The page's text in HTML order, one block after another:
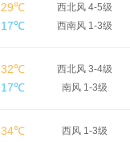
29℃
西北风 4-5级
17℃ 西南风 1-3级
32℃
西北风 3-4级
17℃ 南风 1-3级
34℃
西风 1-3级